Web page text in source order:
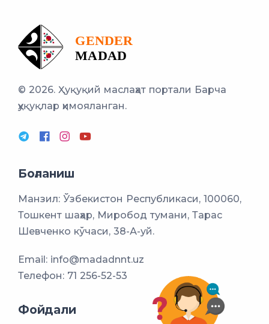
© 2026. Ҳуқуқий маслаҳат портали Барча
ҳуқуқлар ҳимояланган.
Боғланиш
Манзил: Ўзбекистон Республикаси, 100060,
Тошкент шаҳар, Миробод тумани, Тарас
Шевченко кўчаси, 38-А-уй.
Email: info@madadnnt.uz
Телефон: 71 256-52-53
Фойдали